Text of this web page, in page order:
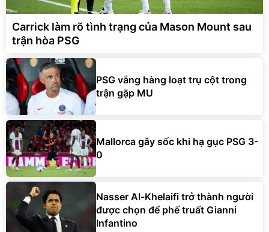
Carrick làm rõ tình trạng của Mason Mount sau
trận hòa PSG
PSG vắng hàng loạt trụ cột trong
trận gặp MU
Mallorca gây sốc khi hạ gục PSG 3-
0
Nasser Al-Khelaifi trở thành người
được chọn để phế truất Gianni
Infantino